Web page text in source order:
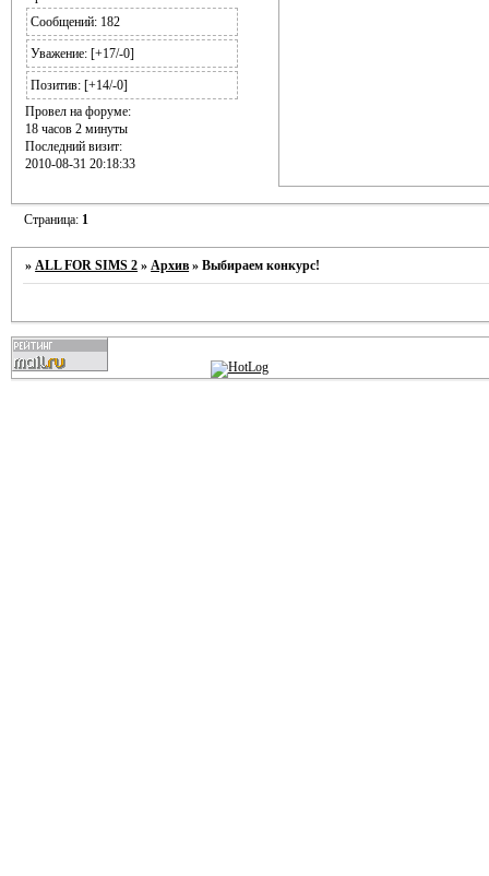
Сообщений:182
Уважение: [+17/-0]
Позитив: [+14/-0]
Провел на форуме:
18 часов 2 минуты
Последний визит:
2010-08-31 20:18:33
Страница: 1
»ALL FOR SIMS 2 »Архив »Выбираем конкурс!